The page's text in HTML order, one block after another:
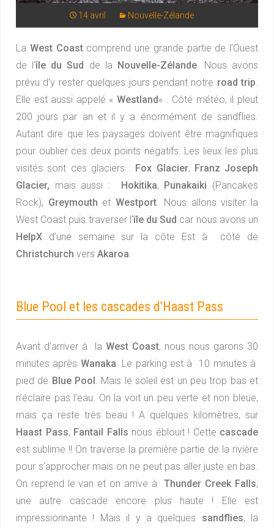
14 avril Nouvelle-Zélande
La West Coastcomprend une grande partie de l’Ouest
de l’île du Sud de la Nouvelle-Zélande. Nous avons
prévu d’y rester quelques jours pendant notre road trip.
Elle est aussi appelé « Westland« . Côté météo, il pleut
200 jours par an et il y a énormément de sandflies.
Autant dire que les paysages doivent être magnifiques
pour oublier ces deux points négatifs. Les lieux les plus
visités sont ces glaciers : Fox Glacier, Franz Joseph
Glacier, mais aussi : Hokitika, Punakaiki (Pancakes
Rock), Greymouth etWestport. Nous allons visiter la
West Coast puis traverser l’île du Sud car nous avons un
HelpX d’une semaine sur la côte Est à côté de
Christchurch vers Akaroa.
Blue Pool et les cascades d’Haast Pass
Avant d’arriver à la West Coast, nous nous garons 30
minutes après Wanaka. Le parking est à 10 minutes à
pied de Blue Pool. Mais le soleil est un peu trop bas et
n’éclaire pas l’eau. On la voit un peu verte et non bleue,
mais ça reste très beau ! A quelques kilomètres, sur
Haast Pass, Fantail Falls nous éblouit ! Cette cascade
est sublime !! On traverse la première partie de la rivière
pour s’approcher mais on ne peut pas aller juste en bas.
On reprend le van et on arrive àThunder Creek Falls,
une autre cascade encore plus haute ! Elle est
impressionnante ! Mais il y a quelques sandflies, la